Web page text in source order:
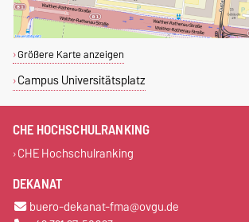
Größere Karte anzeigen
Campus Universitätsplatz
CHE HOCHSCHULRANKING
CHE Hochschulranking
DEKANAT
buero-dekanat-fma@ovgu.de